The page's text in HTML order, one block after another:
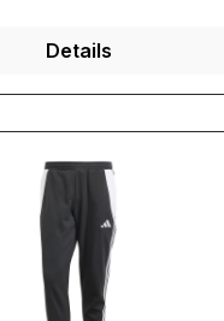
who-we-are/our-
Details